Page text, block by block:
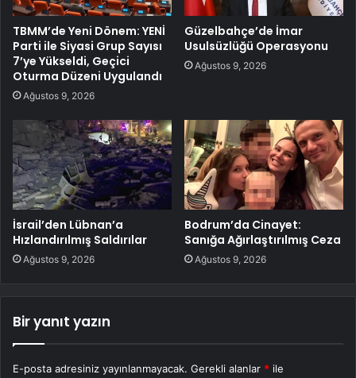
TBMM’de Yeni Dönem: YENİ
Parti ile Siyasi Grup Sayısı
7’ye Yükseldi, Geçici
Oturma Düzeni Uygulandı
Ağustos 9, 2026
Güzelbahçe’de İmar
Usulsüzlüğü Operasyonu
Ağustos 9, 2026
İsrail’den Lübnan’a
Hızlandırılmış Saldırılar
Ağustos 9, 2026
Bodrum’da Cinayet:
Sanığa Ağırlaştırılmış Ceza
Ağustos 9, 2026
Bir yanıt yazın
E-posta adresiniz yayınlanmayacak. Gerekli alanlar * ile